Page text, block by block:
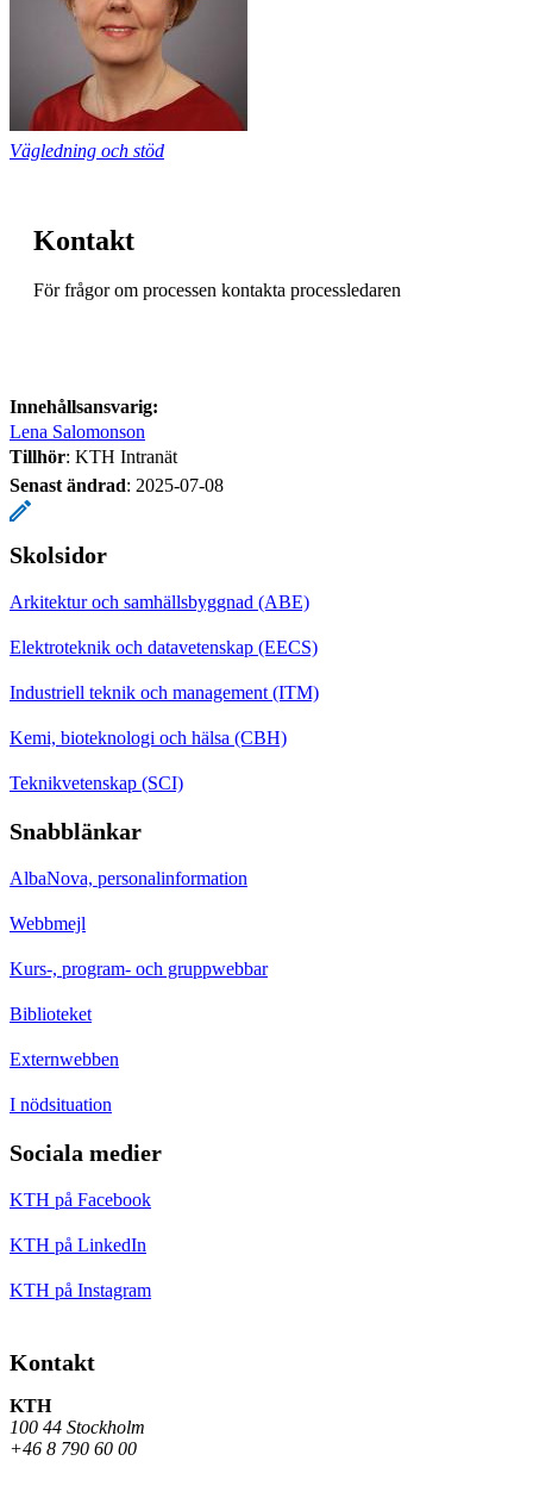
Vägledning och stöd
Kontakt
För frågor om processen kontakta processledaren
Innehållsansvarig:
Lena Salomonson
Tillhör: KTH Intranät
Senast ändrad: 2025-07-08
Skolsidor
Arkitektur och samhällsbyggnad (ABE)
Elektroteknik och datavetenskap (EECS)
Industriell teknik och management (ITM)
Kemi, bioteknologi och hälsa (CBH)
Teknikvetenskap (SCI)
Snabblänkar
AlbaNova, personalinformation
Webbmejl
Kurs-, program- och gruppwebbar
Biblioteket
Externwebben
I nödsituation
Sociala medier
KTH på Facebook
KTH på LinkedIn
KTH på Instagram
Kontakt
KTH
100 44 Stockholm
+46 8 790 60 00